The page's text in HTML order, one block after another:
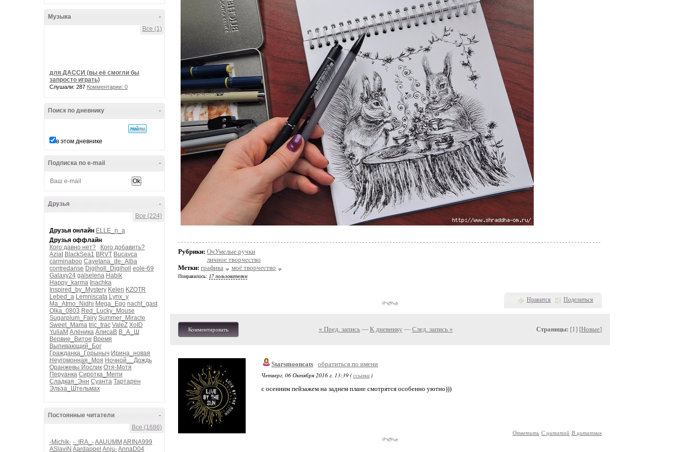
-
Музыка
Все (1)
для ДАССИ (вы её смогли бы
запросто играть)
Слушали: 287 Комментарии: 0
-
Поиск по дневнику
в этом дневнике
-
Подписка по e-mail
-
Друзья
Все (224)
Друзья онлайн ELLE_n_a
Друзья оффлайн
Кого давно нет?
Кого добавить?
Aziat BlackSea1 BRVT Bucavca
carminaboo Cayetana_de_Alba
contredanse Digiholl_Digiholl
eole-69
Galaxy24 galselena Habik
Happy_karma Inachka
Inspired_by_Mystery Kelen KZOTR
Lebed_a Lemniscata Lynx_y
Ma_Atmo_Nidhi Mega_Ego nacht_gast
Olka_0803 Red_Lucky_Mouse
Sugarplum_Fairy Summer_Miracle
Sweet_Mama tric_trac ValeZ XoID
YuliaM Алёника АлисаВ В_А_Ш
Вервие_Витое Время
Выпивающий_Бог
Гражданка_Горыныч Ирина_новая
Неугомонная_Моя Ночной__Дождь
Оранжевы Йослик Отя-Мотя
Перуанка Сиротка_Мегги
Сладкая_Энн Суанта Тартарен
Эльза_Штельмах
-
Постоянные читатели
Все (1686)
-Michik- -_IRA_-AAUUMM ARINA999
ASlaviN Aardappel Anju-AnnaD04
Рубрики: ОчУмелые ручки
личное творчество
Метки: графика моё творчество
Понравилось: 17 пользователям
Нравится Поделиться
Комментировать « Пред. запись— К дневнику — След. запись » Страницы: [1] [Новые]
Starsmooncats обратиться по имени
Четверг, 06 Октября 2016 г. 13:39 (ссылка )
с осенним пейзажем на заднем плане смотрятся особенно уютно)))
Ответить С цитатой В цитатник